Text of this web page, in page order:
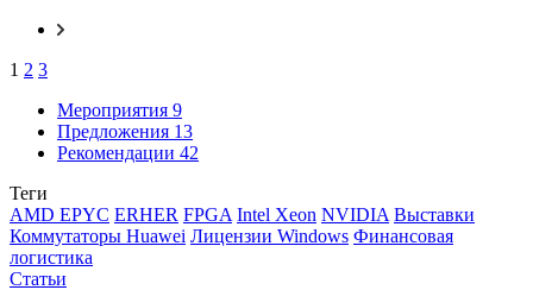
1 2 3
Мероприятия 9
Предложения 13
Рекомендации 42
Теги
AMD EPYC ERHER FPGA Intel Xeon NVIDIA Выставки
Коммутаторы Huawei Лицензии Windows Финансовая
логистика
Статьи